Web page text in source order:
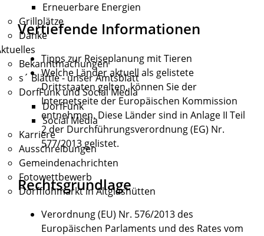
Erneuerbare Energien
Grillplätze
Danke
Bekanntmachungen
s´ Blättle - unser Amtsblatt
DorfFunk und Social Media
DorfFunk
Social Media
Karriere
Ausschreibungen
Gemeindenachrichten
Fotowettbewerb
Dorfflohmarkt in Altglashütten
Vertiefende Informationen
Tipps zur Reiseplanung mit Tieren
Welche Länder aktuell als gelistete
Drittstaaten gelten, können Sie der
Internetseite der Europäischen Kommission
entnehmen. Diese Länder sind in Anlage II Teil
2 der Durchführungsverordnung (EG) Nr.
577/2013 gelistet.
Rechtsgrundlage
Verordnung (EU) Nr. 576/2013 des
Europäischen Parlaments und des Rates vom